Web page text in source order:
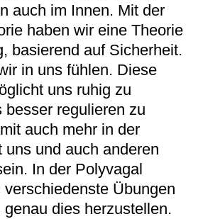
auch im Innen. Mit der
haben wir eine Theorie
basierend auf Sicherheit.
in uns fühlen. Diese
uns ruhig zu
besser regulieren zu
auch mehr in der
uns und auch anderen
In der Polyvagal
Übungen
dies herzustellen.